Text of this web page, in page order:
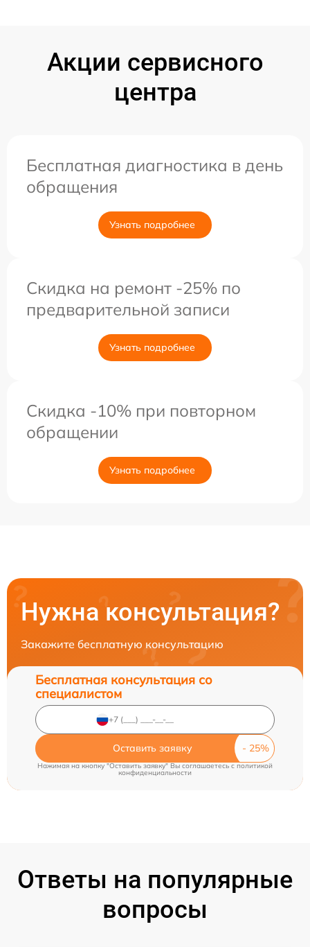
Акции сервисного
центра
Бесплатная диагностика в день
обращения
Узнать подробнее
Скидка на ремонт -25% по
предварительной записи
Узнать подробнее
Скидка -10% при повторном
обращении
Узнать подробнее
Нужна консультация?
Закажите бесплатную консультацию
Бесплатная консультация со
специалистом
Оставить заявку
Нажимая на кнопку "Оставить заявку" Вы соглашаетесь cполитикой
конфиденциальности
Ответы на популярные
вопросы